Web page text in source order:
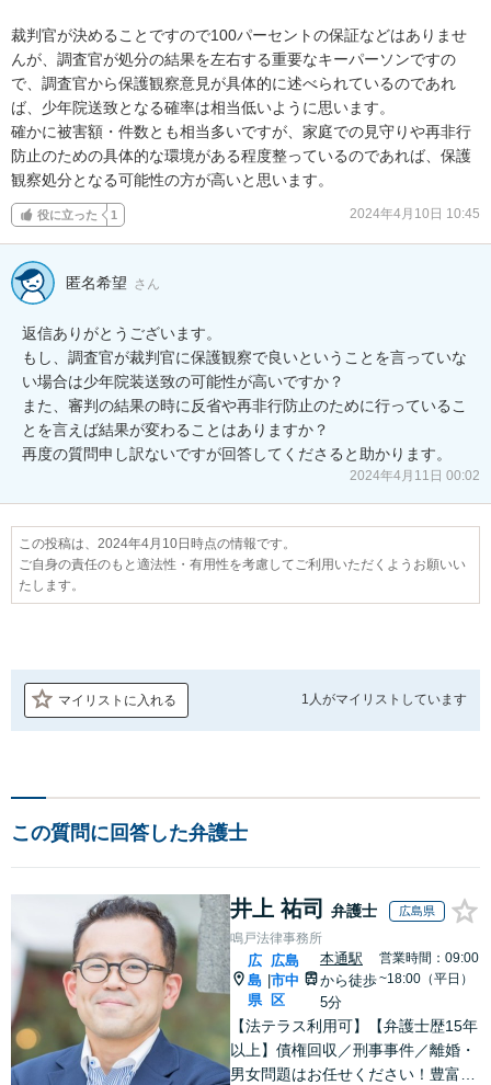
裁判官が決めることですので100パーセントの保証などはありませ
んが、調査官が処分の結果を左右する重要なキーパーソンですの
で、調査官から保護観察意見が具体的に述べられているのであれ
ば、少年院送致となる確率は相当低いように思います。
確かに被害額・件数とも相当多いですが、家庭での見守りや再非行
防止のための具体的な環境がある程度整っているのであれば、保護
観察処分となる可能性の方が高いと思います。
役に立った 1 2024年4月10日 10:45
匿名希望 さん
返信ありがとうございます。
もし、調査官が裁判官に保護観察で良いということを言っていな
い場合は少年院装送致の可能性が高いですか？
また、審判の結果の時に反省や再非行防止のために行っているこ
とを言えば結果が変わることはありますか？
再度の質問申し訳ないですが回答してくださると助かります。
2024年4月11日 00:02
この投稿は、2024年4月10日時点の情報です。
ご自身の責任のもと適法性・有用性を考慮してご利用いただくようお願いい
たします。
マイリストに入れる 1人がマイリストしています
この質問に回答した弁護士
井上 祐司 弁護士 広島県
鳴戸法律事務所
広
島
県
広島
市中
区
本通駅
から徒歩
5分
営業時間：09:00
~18:00（平日）
【法テラス利用可】【弁護士歴15年
以上】債権回収／刑事事件／離婚・
男女問題はお任せください！豊富な